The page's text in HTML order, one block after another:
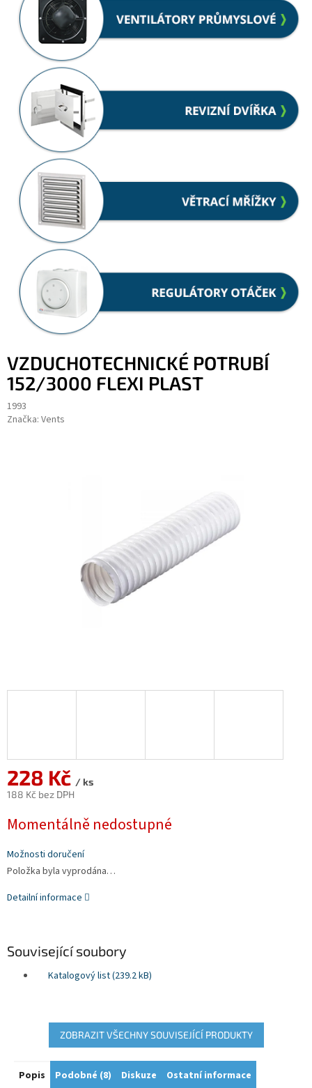
VZDUCHOTECHNICKÉ POTRUBÍ
152/3000 FLEXI PLAST
1993
Značka: Vents
228 Kč / ks
188 Kč bez DPH
cena:
Momentálně nedostupné
Možnosti doručení
Položka byla vyprodána…
Detailní informace
Související soubory
Katalogový list (239.2 kB)
ZOBRAZIT VŠECHNY SOUVISEJÍCÍ PRODUKTY
Popis Podobné (8) Diskuze Ostatní informace